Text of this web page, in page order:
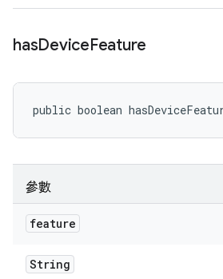
hasDeviceFeature
public boolean
參數
feature
String